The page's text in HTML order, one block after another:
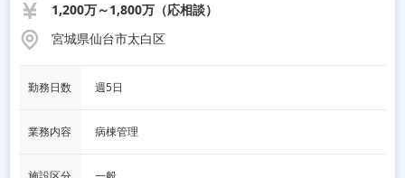
1,200万～1,800万（応相談）
宮城県仙台市太白区
勤務日数 週5日
業務内容 病棟管理